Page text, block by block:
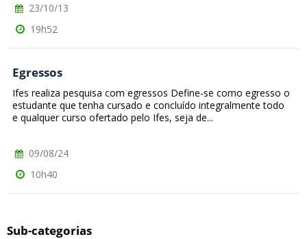
23/10/13
19h52
Egressos
Ifes realiza pesquisa com egressos Define-se como egresso o
estudante que tenha cursado e concluído integralmente todo
e qualquer curso ofertado pelo Ifes, seja de...
09/08/24
10h40
Sub-categorias